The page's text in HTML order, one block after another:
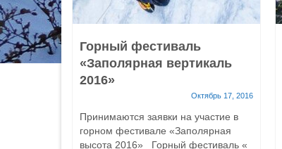
Горный фестиваль
«Заполярная вертикаль
2016»
Октябрь 17, 2016
Принимаются заявки на участие в
горном фестивале «Заполярная
высота 2016» Горный фестиваль «